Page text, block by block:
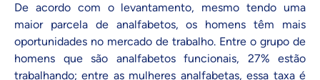
De acordo com o levantamento, mesmo tendo uma
maior parcela de analfabetos, os homens têm mais
oportunidades no mercado de trabalho. Entre o grupo de
homens que são analfabetos funcionais, 27% estão
trabalhando; entre as mulheres analfabetas, essa taxa é